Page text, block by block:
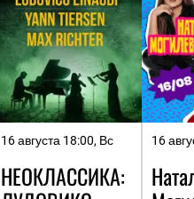
16 августа 18:00, Вс
НЕОКЛАССИКА:
16